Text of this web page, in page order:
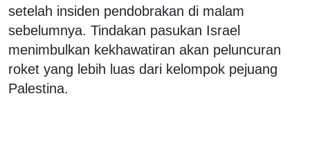
setelah insiden pendobrakan di malam
sebelumnya. Tindakan pasukan Israel
menimbulkan kekhawatiran akan peluncuran
roket yang lebih luas dari kelompok pejuang
Palestina.